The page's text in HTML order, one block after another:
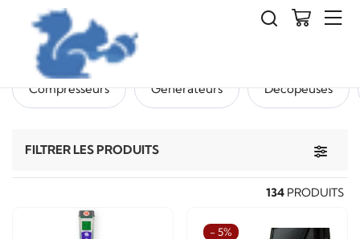
Outils
Compresseurs Générateurs Décopeuses
Toggle
FILTRER LES PRODUITS
134 PRODUITS
- 5%